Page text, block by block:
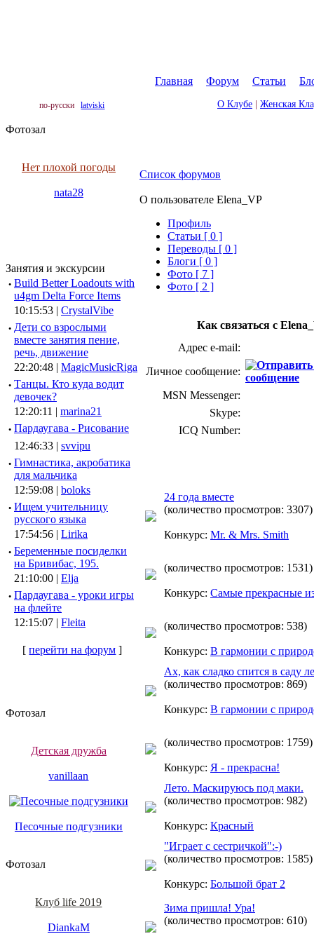
Главная Форум Статьи
по-русски latviski О Клубе Женская
Фотозал
Нет плохой погоды
nata28
Занятия и экскурсии
· Build Better Loadouts with
u4gm Delta Force Items
10:15:53 | CrystalVibe
· Дети со взрослыми
вместе занятия пение,
речь, движение
22:20:48 | MagicMusicRiga
· Танцы. Кто куда водит
девочек?
12:20:11 | marina21
· Пардаугава - Рисование
12:46:33 | svvipu
· Гимнастика, акробатика
для мальчика
12:59:08 | boloks
· Ищем учительницу
русского языка
17:54:56 | Lirika
· Беременные посиделки
на Бривибас, 195.
21:10:00 | Elja
· Пардаугава - уроки игры
на флейте
12:15:07 | Fleita
[перейти на форум ]
Фотозал
Детская дружба
vanillaan
Песочные подгузники
Фотозал
Клуб life 2019
DiankaM
Список форумов
О пользователе Elena_VP
Профиль
Cтатьи [ 0 ]
Переводы [ 0 ]
Блоги [ 0 ]
Фото [ 7 ]
Фото [ 2 ]
Как связаться с
Адрес e-mail:
Личное сообщение:
MSN Messenger:
Skype:
ICQ Number:
24 года вместе
(количество просмотров: 3307)
Конкурс: Mr. & Mrs. Smith
(количество просмотров: 1531)
Конкурс: Самые прекрасные
(количество просмотров: 538)
Конкурс: В гармонии с
Ах, как сладко спится в саду
(количество просмотров: 869)
Конкурс: В гармонии с
(количество просмотров: 1759)
Конкурс: Я - прекрасна!
Лето. Маскируюсь под маки.
(количество просмотров: 982)
Конкурс: Красный
"Играет с сестричкой":-)
(количество просмотров: 1585)
Конкурс: Большой брат 2
Зима пришла! Ура!
(количество просмотров: 610)